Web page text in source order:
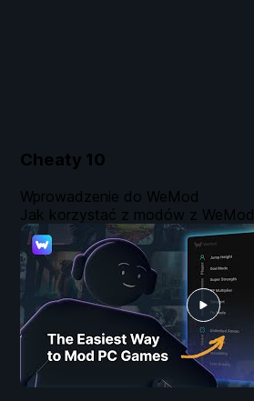
Cheaty 10
Wprowadzenie do WeMod
Jak korzystać z modów z WeMod